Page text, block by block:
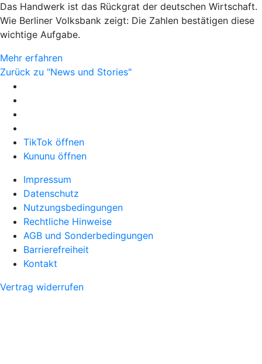
Das Handwerk ist das Rückgrat der deutschen Wirtschaft.
Wie Berliner Volksbank zeigt: Die Zahlen bestätigen diese
wichtige Aufgabe.
Mehr erfahren
Zurück zu "News und Stories"
TikTok öffnen
Kununu öffnen
Impressum
Datenschutz
Nutzungsbedingungen
Rechtliche Hinweise
AGB und Sonderbedingungen
Barrierefreiheit
Kontakt
Vertrag widerrufen